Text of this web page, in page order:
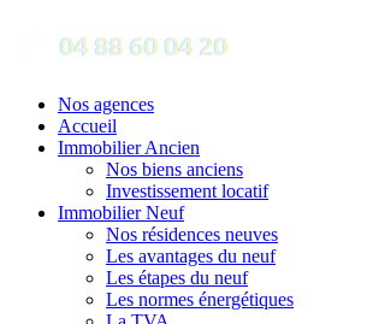
Nos agences
Accueil
Immobilier Ancien
Nos biens anciens
Investissement locatif
Immobilier Neuf
Nos résidences neuves
Les avantages du neuf
Les étapes du neuf
Les normes énergétiques